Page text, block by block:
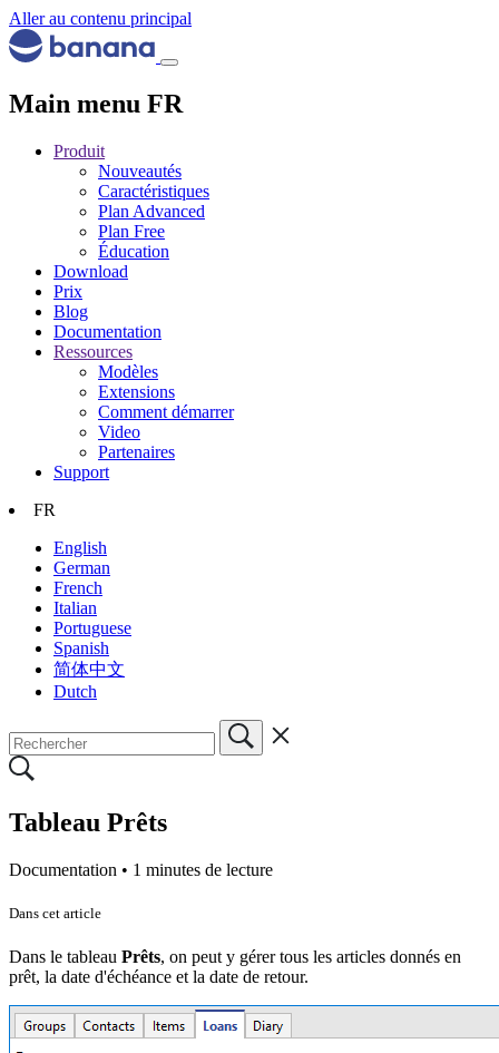
Aller au contenu principal
Main menu FR
Produit
Nouveautés
Caractéristiques
Plan Advanced
Plan Free
Éducation
Download
Prix
Blog
Documentation
Ressources
Modèles
Extensions
Comment démarrer
Video
Partenaires
Support
FR
English
German
French
Italian
Portuguese
Spanish
简体中文
Dutch
Tableau Prêts
Documentation • 1 minutes de lecture
Dans cet article
Dans le tableau Prêts, on peut y gérer tous les articles donnés en
prêt, la date d'échéance et la date de retour.